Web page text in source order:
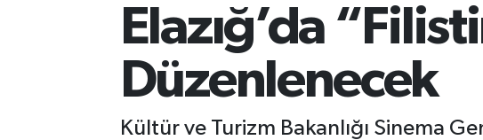
Elazığ’da
Düzenlenecek
Kültür ve Turizm Bakanlığı Sinema
EKONOMİ
Tüm Manşetler
Son Dakika Haberleri
Haber Arşivi